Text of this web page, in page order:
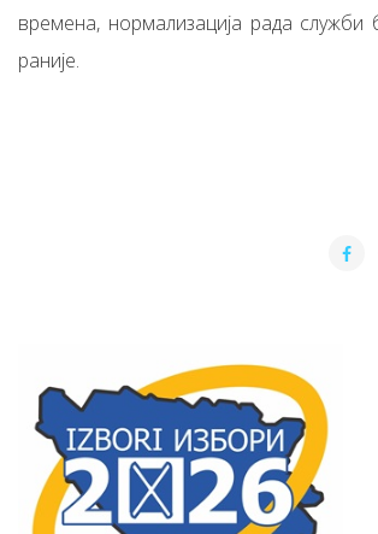
времена, нормализација рада служби
раније.